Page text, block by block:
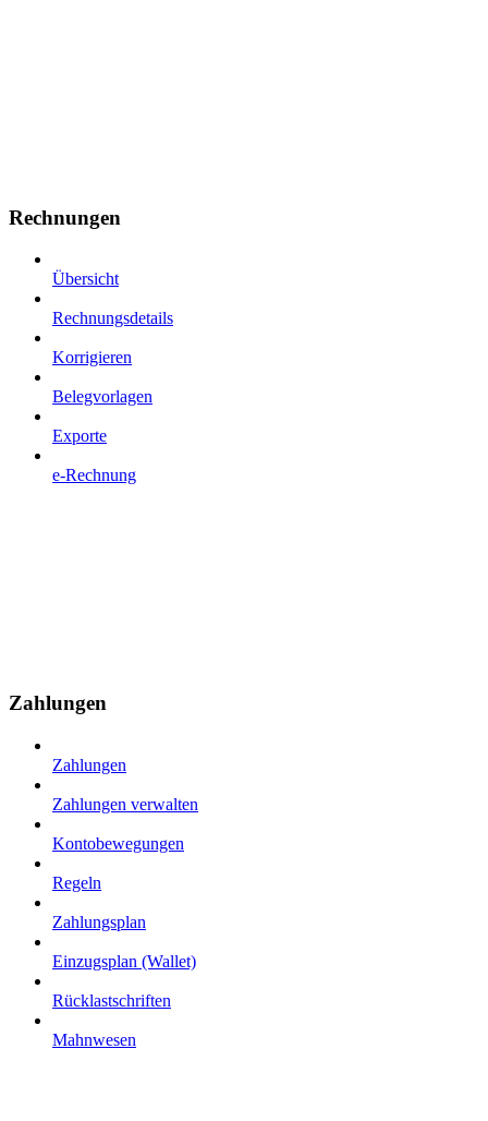
Rechnungen
Übersicht
Rechnungsdetails
Korrigieren
Belegvorlagen
Exporte
e-Rechnung
Zahlungen
Zahlungen
Zahlungen verwalten
Kontobewegungen
Regeln
Zahlungsplan
Einzugsplan (Wallet)
Rücklastschriften
Mahnwesen